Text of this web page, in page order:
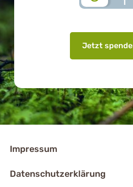
Jetzt
Impressum
Datenschutzerklärung